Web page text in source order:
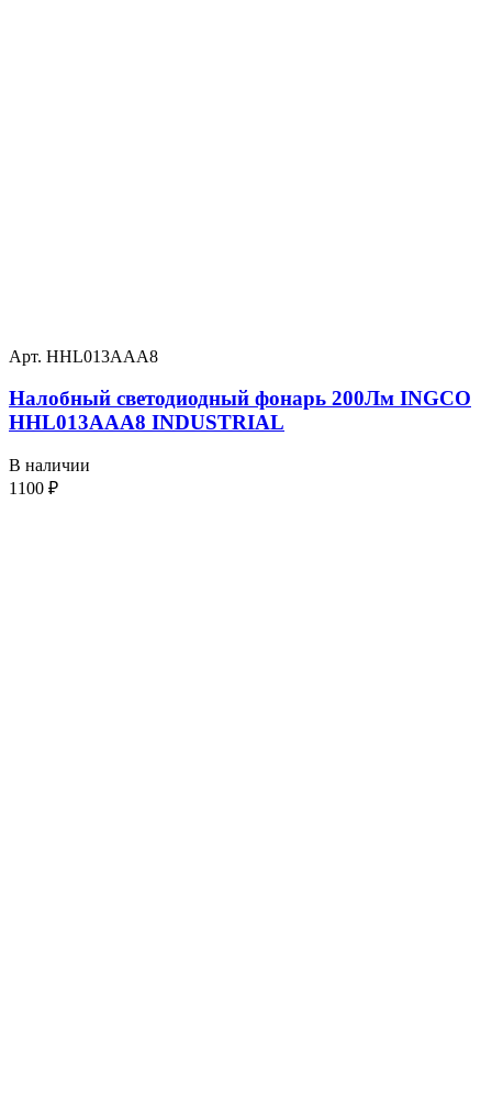
Арт. HHL013AAA8
Налобный светодиодный фонарь 200Лм INGCO
HHL013AAA8 INDUSTRIAL
В наличии
1100 ₽